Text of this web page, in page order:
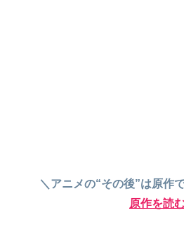
＼アニメの“その後”は原作
原作を読